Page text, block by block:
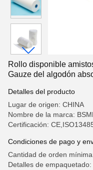
Rollo disponible
Gauze del algodón
Detalles del producto
Lugar de origen: CHINA
Nombre de la marca:
Certificación:
Condiciones de pago y
Cantidad de orden
Detalles de